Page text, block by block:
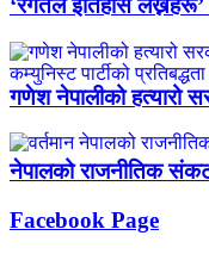
‘रगतले इतिहास
गणेश नेपालीको हत्यारो
नेपालको राजनीतिक
Facebook Page